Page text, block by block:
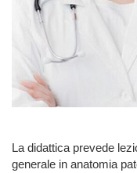
La didattica prevede
generale in anatomia